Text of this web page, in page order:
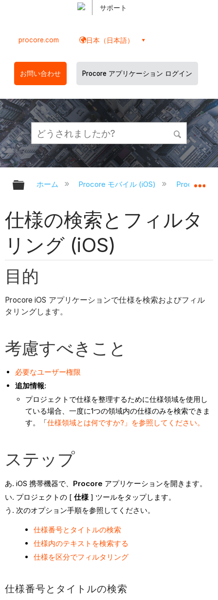
サポート
procore.com 日本（日本語）
お問い合わせ Procore アプリケーション ログイン
グローバル階層を展開/折りたたむ
ホーム Procore モバイル (iOS) Procore
仕様の検索とフィルタ
リング (iOS)
目的
Procore iOS アプリケーションで仕様を検索およびフィル
タリングします。
考慮すべきこと
必要なユーザー権限
追加情報:
プロジェクトで仕様を整理するために仕様領域を使用し
ている場合、一度に1つの領域内の仕様のみを検索できま
す。「仕様領域とは何ですか?」を参照してください。
ステップ
iOS 携帯機器で、 Procore アプリケーションを開きます。
プロジェクトの [ 仕様 ] ツールをタップします。
次のオプション手順を参照してください。
仕様番号とタイトルの検索
仕様内のテキストを検索する
仕様を区分でフィルタリング
仕様番号とタイトルの検索